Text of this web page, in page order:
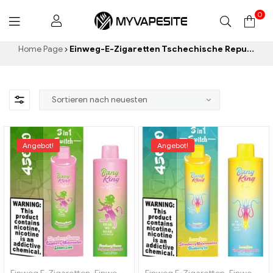
Myvapesite.de
0
Home Page Einweg-E-Zigaretten Tschechische Republik
Angebot! Angebot!